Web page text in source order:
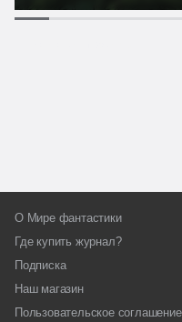
О Мире фантастики
Где купить журнал?
Подписка
Наш магазин
Пользовательское соглашение